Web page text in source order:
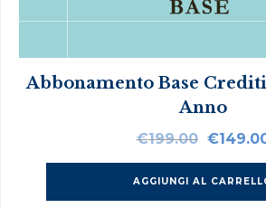
Abbonamento Base
Anno
€199.00 Il
era:
€
AGGIUNGI AL